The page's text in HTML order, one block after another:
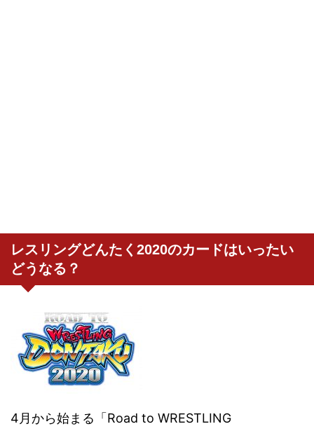
レスリングどんたく2020のカードはいったい
どうなる？
4月から始まる「Road to WRESTLING